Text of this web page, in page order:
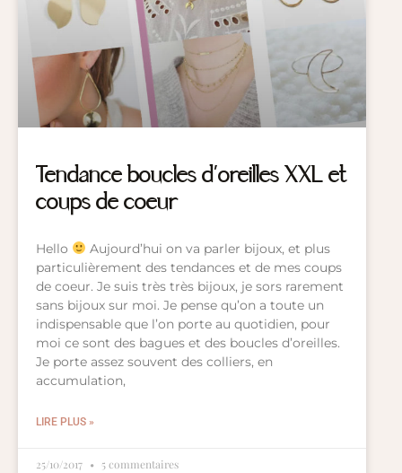
Tendance boucles d’oreilles XXL et
coups de coeur
Hello
Aujourd’hui on va parler bijoux, et plus
particulièrement des tendances et de mes coups
de coeur. Je suis très très bijoux, je sors rarement
sans bijoux sur moi. Je pense qu’on a toute un
indispensable que l’on porte au quotidien, pour
moi ce sont des bagues et des boucles d’oreilles.
Je porte assez souvent des colliers, en
accumulation,
LIRE PLUS »
25/10/2017 5 commentaires